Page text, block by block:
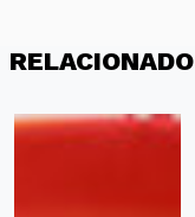
RELACIONADO